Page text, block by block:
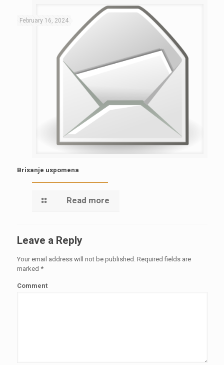
February 16, 2024
Brisanje uspomena
Read more
Leave a Reply
Your email address will not be published.Required fields are
marked *
Comment